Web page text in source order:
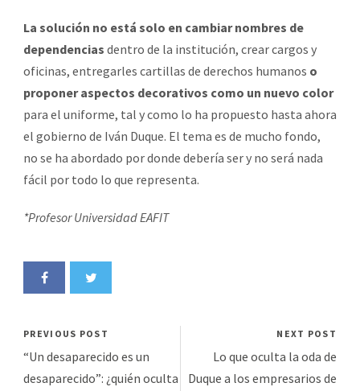
La solución no está solo en cambiar nombres de
dependencias dentro de la institución, crear cargos y
oficinas, entregarles cartillas de derechos humanos o
proponer aspectos decorativos como un nuevo color
para el uniforme, tal y como lo ha propuesto hasta ahora
el gobierno de Iván Duque. El tema es de mucho fondo,
no se ha abordado por donde debería ser y no será nada
fácil por todo lo que representa.
*Profesor Universidad EAFIT
PREVIOUS POST
“Un desaparecido es un
desaparecido”: ¿quién oculta
NEXT POST
Lo que oculta la oda de
Duque a los empresarios de